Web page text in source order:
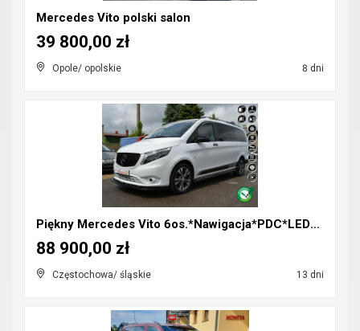
Mercedes Vito polski salon
Opole/ opolskie 8 dni
39 800,00 zł
Piękny Mercedes Vito 6os.*Nawigacja*PDC*LED*Klimat...
Częstochowa/ śląskie 13 dni
88 900,00 zł